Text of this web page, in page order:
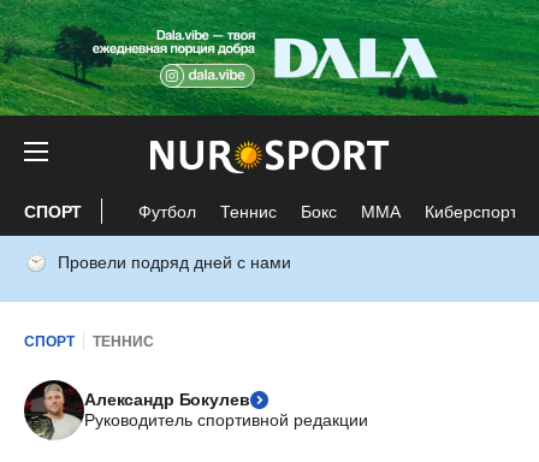
СПОРТ Футбол Теннис Бокс ММА Киберспорт
Провели подряд дней с нами
СПОРТ ТЕННИС
Александр Бокулев
Руководитель спортивной редакции